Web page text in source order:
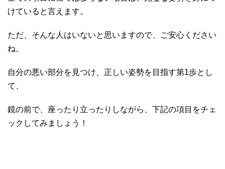
けていると言えます。
ただ、そんな人はいないと思いますので、ご安心ください
ね。
自分の悪い部分を見つけ、正しい姿勢を目指す第1歩とし
て、
鏡の前で、座ったり立ったりしながら、下記の項目をチェ
ックしてみましょう！